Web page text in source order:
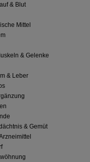
& Blut
Mittel
& Gelenke
& Leber
& Gemüt